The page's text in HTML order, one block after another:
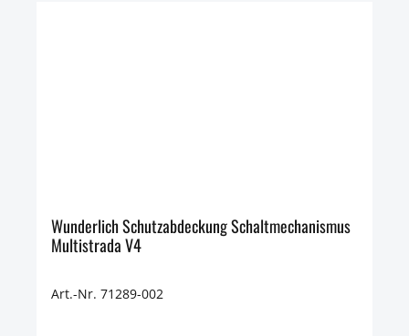
Wunderlich Schutzabdeckung Schaltmechanismus
Multistrada V4
Art.-Nr. 71289-002